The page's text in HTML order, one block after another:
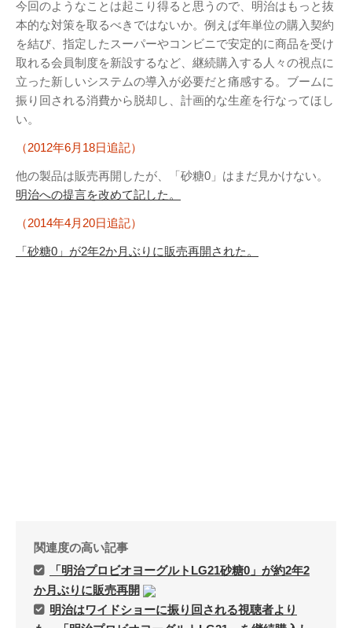
UFO（Facebook）
Anderson Japanese
Information
特撮 プロップス 倉庫
ペンギン貿易
2（Facebook）
今回のようなことは起こり得ると思うので、明治はもっと抜
本的な対策を取るべきではないか。例えば年単位の購入契約
を結び、指定したスーパーやコンビニで安定的に商品を受け
取れる会員制度を新設するなど、継続購入する人々の視点に
立った新しいシステムの導入が必要だと痛感する。ブームに
振り回される消費から脱却し、計画的な生産を行なってほし
い。
（2012年6月18日追記）
他の製品は販売再開したが、「砂糖0」はまだ見かけない。
明治への提言を改めて記した。
（2014年4月20日追記）
「砂糖0」が2年2か月ぶりに販売再開された。
関連度の高い記事
「明治プロビオヨーグルトLG21砂糖0」が約2年2
か月ぶりに販売再開
明治はワイドショーに振り回される視聴者より